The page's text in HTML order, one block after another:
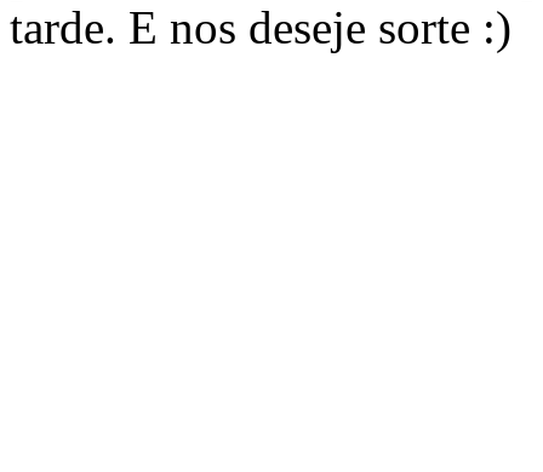
tarde. E nos deseje sorte :)